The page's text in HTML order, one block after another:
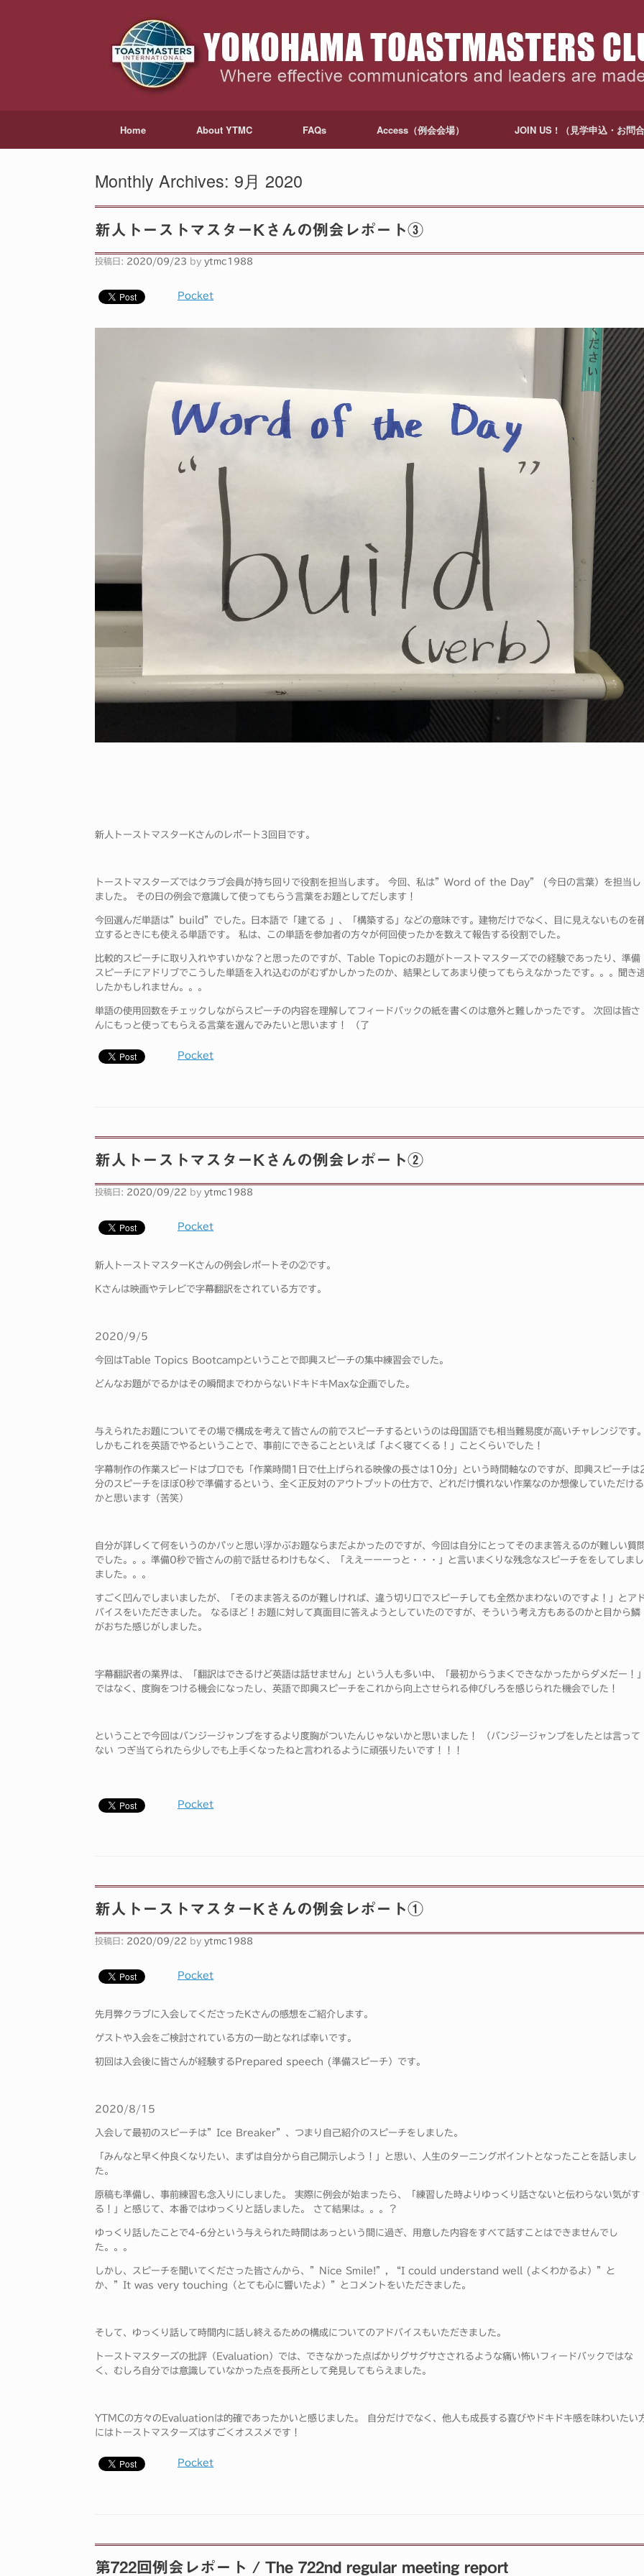
Home About YTMC FAQs Access（例会会場） JOIN US ! （見学申込・お問
Monthly Archives: 9月 2020
新人トーストマスターKさんの例会レポート③
投稿日: 2020/09/23 by ytmc1988
Pocket
新人トーストマスターKさんのレポート3回目です。
トーストマスターズではクラブ会員が持ち回りで役割を担当します。 今回、私は”Word of the Day” (今日の言葉）を担当し
ました。 その日の例会で意識して使ってもらう言葉をお題としてだします！
今回選んだ単語は”build”でした。日本語で「建てる 」、「構築する」などの意味です。建物だけでなく、目に見えないものを
立するときにも使える単語です。 私は、この単語を参加者の方々が何回使ったかを数えて報告する役割でした。
比較的スピーチに取り入れやすいかな？と思ったのですが、Table Topicのお題がトーストマスターズでの経験であったり、準備
スピーチにアドリブでこうした単語を入れ込むのがむずかしかったのか、結果としてあまり使ってもらえなかったです。。。聞き
したかもしれません。。。
単語の使用回数をチェックしながらスピーチの内容を理解してフィードバックの紙を書くのは意外と難しかったです。 次回は皆さ
んにもっと使ってもらえる言葉を選んでみたいと思います！ （了
Pocket
新人トーストマスターKさんの例会レポート②
投稿日: 2020/09/22 by ytmc1988
Pocket
新人トーストマスターKさんの例会レポートその②です。
Kさんは映画やテレビで字幕翻訳をされている方です。
2020/9/5
今回はTable Topics Bootcampということで即興スピーチの集中練習会でした。
どんなお題がでるかはその瞬間までわからないドキドキMaxな企画でした。
与えられたお題についてその場で構成を考えて皆さんの前でスピーチするというのは母国語でも相当難易度が高いチャレンジです
しかもこれを英語でやるということで、事前にできることといえば「よく寝てくる！」ことくらいでした！
字幕制作の作業スピードはプロでも「作業時間1日で仕上げられる映像の長さは10分」という時間軸なのですが、即興スピーチは
分のスピーチをほぼ0秒で準備するという、全く正反対のアウトプットの仕方で、どれだけ慣れない作業なのか想像していただける
かと思います（苦笑）
自分が詳しくて何をいうのかパッと思い浮かぶお題ならまだよかったのですが、今回は自分にとってそのまま答えるのが難しい質
でした。。。準備0秒で皆さんの前で話せるわけもなく、「ええーーーっと・・・」と言いまくりな残念なスピーチををしてしまし
ました。。。
すごく凹んでしまいましたが、「そのまま答えるのが難しければ、違う切り口でスピーチしても全然かまわないのですよ！」とア
バイスをいただきました。 なるほど！お題に対して真面目に答えようとしていたのですが、そういう考え方もあるのかと目から鱗
がおちた感じがしました。
字幕翻訳者の業界は、「翻訳はできるけど英語は話せません」という人も多い中、「最初からうまくできなかったからダメだー！
ではなく、度胸をつける機会になったし、英語で即興スピーチをこれから向上させられる伸びしろを感じられた機会でした！
ということで今回はバンジージャンプをするより度胸がついたんじゃないかと思いました！ （バンジージャンプをしたとは言って
ない つぎ当てられたら少しでも上手くなったねと言われるように頑張りたいです！！！
Pocket
新人トーストマスターKさんの例会レポート①
投稿日: 2020/09/22 by ytmc1988
Pocket
先月弊クラブに入会してくださったKさんの感想をご紹介します。
ゲストや入会をご検討されている方の一助となれば幸いです。
初回は入会後に皆さんが経験するPrepared speech (準備スピーチ）です。
2020/8/15
入会して最初のスピーチは”Ice Breaker”、つまり自己紹介のスピーチをしました。
「みんなと早く仲良くなりたい、まずは自分から自己開示しよう！」と思い、人生のターニングポイントとなったことを話しまし
た。
原稿も準備し、事前練習も念入りにしました。 実際に例会が始まったら、「練習した時よりゆっくり話さないと伝わらない気がす
る！」と感じて、本番ではゆっくりと話しました。 さて結果は。。。？
ゆっくり話したことで4-6分という与えられた時間はあっという間に過ぎ、用意した内容をすべて話すことはできませんでし
た。。。
しかし、スピーチを聞いてくださった皆さんから、”Nice Smile!”, “I could understand well (よくわかるよ）”と
か、”It was very touching（とても心に響いたよ）”とコメントをいただきました。
そして、ゆっくり話して時間内に話し終えるための構成についてのアドバイスもいただきました。
トーストマスターズの批評（Evaluation）では、できなかった点ばかりグサグサさされるような痛い怖いフィードバックではな
く、むしろ自分では意識していなかった点を長所として発見してもらえました。
YTMCの方々のEvaluationは的確であったかいと感じました。 自分だけでなく、他人も成長する喜びやドキドキ感を味わいたい
にはトーストマスターズはすごくオススメです！
Pocket
第722回例会レポート / The 722nd regular meeting report